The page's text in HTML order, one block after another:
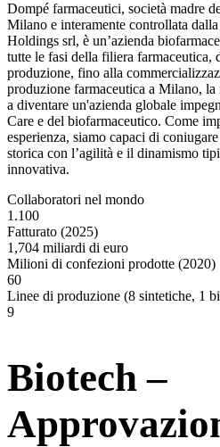
Dompé farmaceutici, società madre
Milano e interamente controllata
Holdings srl, è un’azienda
tutte le fasi della filiera farmaceutica,
produzione, fino alla
produzione farmaceutica a Milano,
a diventare un'azienda globale
Care e del biofarmaceutico. Come
esperienza, siamo capaci di
storica con l’agilità e il dinamismo
innovativa.
Collaboratori nel mondo
1.100
Fatturato (2025)
1,704 miliardi di euro
Milioni di confezioni prodotte (2020)
60
Linee di produzione​ (8 sintetiche, 1
9
Biotech –